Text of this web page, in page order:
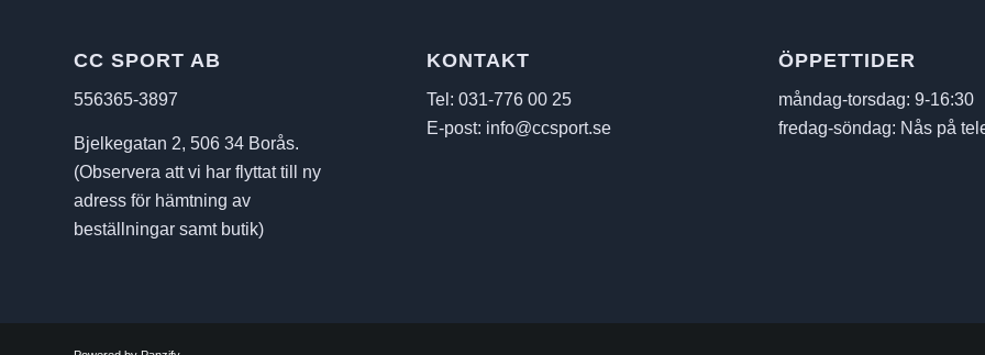
CC SPORT AB
556365-3897
Bjelkegatan 2, 506 34 Borås.
(Observera att vi har flyttat till ny
adress för hämtning av
beställningar samt butik)
KONTAKT
Tel: 031-776 00 25
E-post: info@ccsport.se
ÖPPETTIDER
måndag-torsdag: 9-16:30
fredag-söndag: Nås på